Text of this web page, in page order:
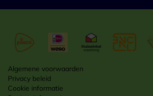
Algemene voorwaarden
Privacy beleid
Cookie informatie